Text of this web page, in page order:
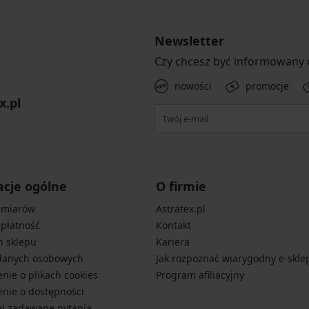
Newsletter
Czy chcesz być informowany
nowości promocje
ogólne
sklepu
osobowych
o plikach cookies
o dostępności
O firmie
Astratex.pl
Kontakt
Kariera
Jak rozpoznać wiarygodny e-
Program afiliacyjny